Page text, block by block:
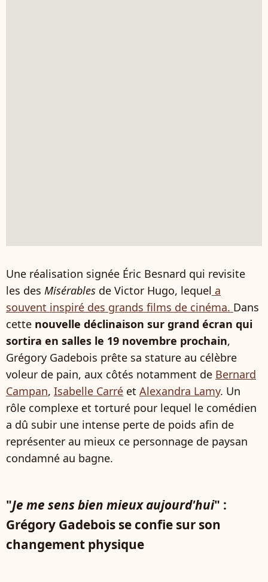
Une réalisation signée Éric Besnard qui revisite
les des Misérables de Victor Hugo, lequel a
souvent inspiré des grands films de cinéma. Dans
cette nouvelle déclinaison sur grand écran qui
sortira en salles le 19 novembre prochain,
Grégory Gadebois prête sa stature au célèbre
voleur de pain, aux côtés notamment de Bernard
Campan, Isabelle Carré et Alexandra Lamy. Un
rôle complexe et torturé pour lequel le comédien
a dû subir une intense perte de poids afin de
représenter au mieux ce personnage de paysan
condamné au bagne.
"Je me sens bien mieux aujourd'hui" :
Grégory Gadebois se confie sur son
changement physique